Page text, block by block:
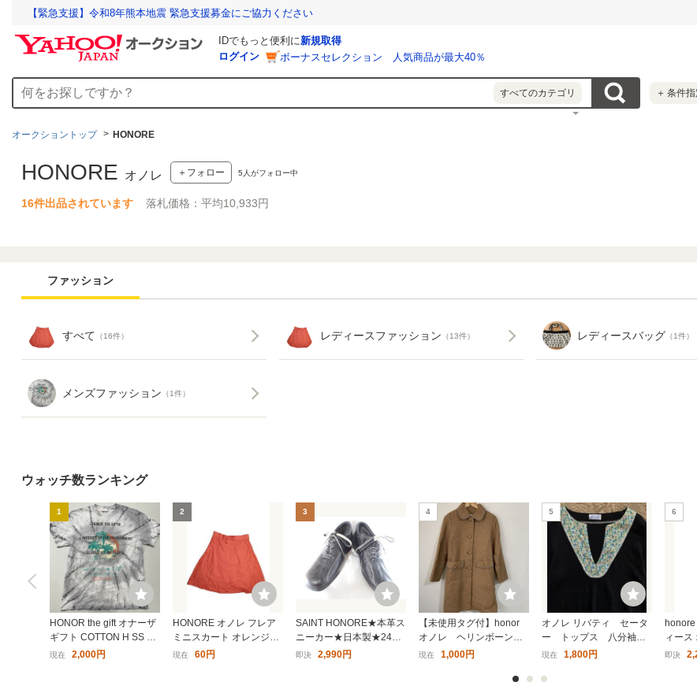
【緊急支援】令和8年熊本地震 緊急支援募金にご協力ください
IDでもっと便利に新規取得
ログイン
ボーナスセレクション 人気商品が最大40％
すべてのカテゴリ ＋ 条件指
オークショントップ HONORE
HONORE オノレ ＋フォロー 5 人がフォロー中
16件出品されています 落札価格：平均10,933円
ファッション
すべて （16件） レディースファッション （13件） レディースバッグ （1件）
メンズファッション （1件）
ウォッチ数ランキング
1
HONOR the gift オナーザ
ギフト COTTON H SS TE
E Tシャツ メンズ Lサイズ
現在 2,000円
2
HONORE オノレ フレア
ミニスカート オレンジ色
大きめサイズ レディース
現在 60円
3
SAINT HONORE★本革ス
ニーカー★日本製★24★
EEE★1回使用★検索れい
即決 2,990円
4
【未使用タグ付】honor
オノレ ヘリンボーン
茶系ウールコート レデ
現在 1,000円
5
オノレ リバティ セータ
ー トップス 八分袖
花柄 エロイーズ 小花
ニット HONORE
現在 1,800円
6
ィー
即決